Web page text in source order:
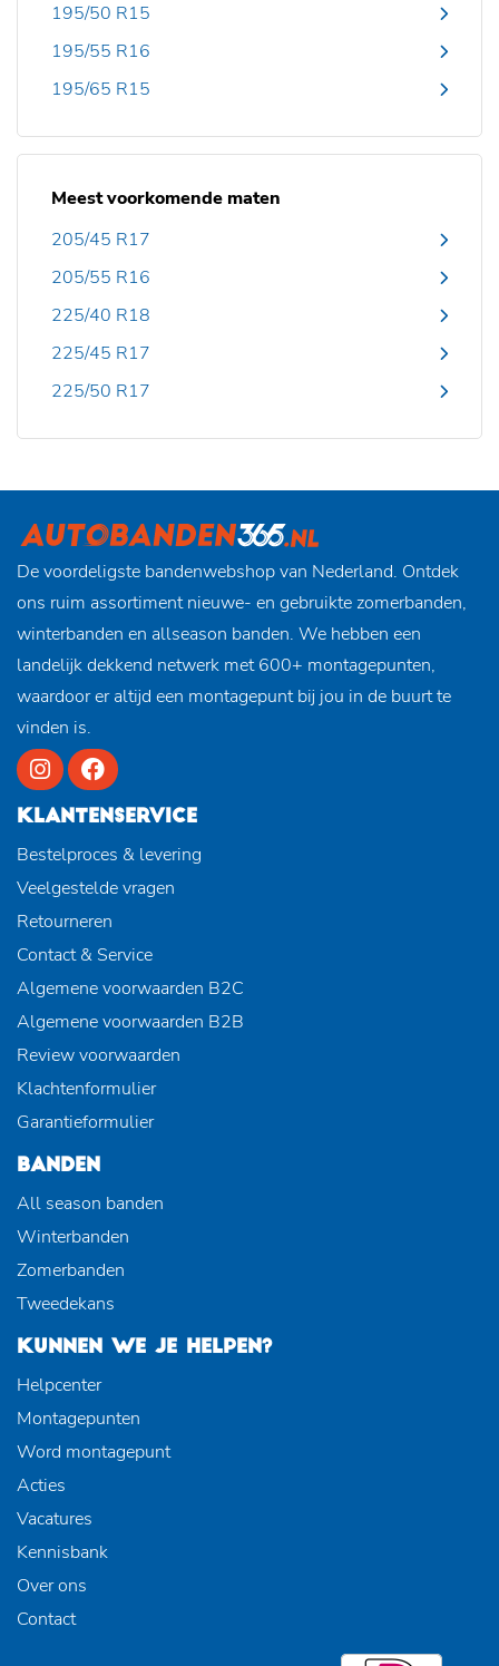
195/50 R15
195/55 R16
195/65 R15
Meest voorkomende maten
205/45 R17
205/55 R16
225/40 R18
225/45 R17
225/50 R17
De voordeligste bandenwebshop van Nederland. Ontdek
ons ruim assortiment nieuwe- en gebruikte zomerbanden,
winterbanden en allseason banden. We hebben een
landelijk dekkend netwerk met 600+ montagepunten,
waardoor er altijd een montagepunt bij jou in de buurt te
vinden is.
KLANTENSERVICE
Bestelproces & levering
Veelgestelde vragen
Retourneren
Contact & Service
Algemene voorwaarden B2C
Algemene voorwaarden B2B
Review voorwaarden
Klachtenformulier
Garantieformulier
BANDEN
All season banden
Winterbanden
Zomerbanden
Tweedekans
KUNNEN WE JE HELPEN?
Helpcenter
Montagepunten
Word montagepunt
Acties
Vacatures
Kennisbank
Over ons
Contact